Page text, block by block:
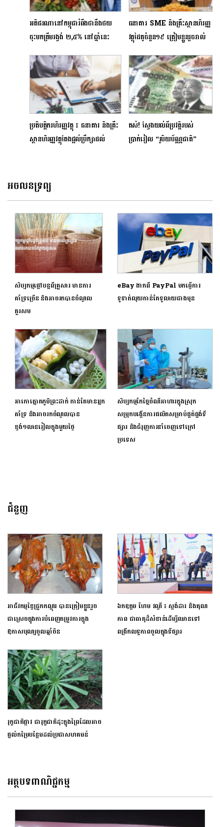
អតិផរណានៅកម្ពុជារំពឹងថានឹងថយ
ចុះមកត្រឹមរង្វង់ ២,៥% នៅឆ្នាំនេះ
ធនាគារ SME និងគ្រឹះស្ថានហិរញ្ញ
វត្ថុដៃគូចំនួន១៩ ត្រៀមខ្លួនរួចរាល់
ទេសចរណ៍ក្រោមថវិកាសរុបចំនួន
១៥០ លានដុល្លារ
ប្រតិបត្តិករហិរញ្ញវត្ថុ ៖ ធនាគារ និងគ្រឹះ
ស្ថានហិរញ្ញវត្ថុតែងផ្តល់ប្រឹក្សាដល់
តស់!​ ស្វែងយល់ពីប្រវត្តិរបស់
ប្រាក់រៀល “រូបិយប័ណ្ណជាតិ”
អចលនទ្រព្យ
សិប្បកម្មផ្ដៅបន្តពីគ្រួសារ មានការ
គាំទ្រច្រើន និងអាចរកបានចំណូល
គួរសម
eBay ងាកពី PayPal មកធ្វើការ
ទូទាត់លុយកាន់តែទូលាយជាងមុន
អាកោត្នោតភូមិព្រះដាក់ កាន់តែមានអ្នក
គាំទ្រ និងអាចរកចំណូលបាន
ខ្ទង់១លានរៀលក្នុងមួយថ្ងៃ
សិប្បកម្មកែច្នៃចំណីអាហារក្នុងស្រុក
សម្រុកបង្កើនការផលិតសម្រាប់ផ្គត់ផ្គង់ទី
ផ្សារ និងជំរុញការនាំចេញទៅក្រៅ
ប្រទេស
ជំនួញ
អាជីវកម្មខ្វៃជ្រូកកណ្តុរ បានត្រៀមខ្លួនរួច
ជាស្រេចក្នុងការបំពេញតម្រូវការក្នុង
ឱកាសបុណ្យចូលឆ្នាំចិន
ឯកឧត្តម ហែម វណ្ឌី ៖ ស្តង់ដារ និងគុណ
ភាព ជាធាតុដ៏សំខាន់ដើម្បីឈានទៅ
ពង្រីកលទ្ធភាពចូលក្នុងទីផ្សារ
រុក្ខជាតិផ្អាវ ជារុក្ខជាតិដុះក្នុងព្រៃដែលអាច
ផ្តល់កម្រៃបន្ថែមដល់ប្រជាសហគមន៍
អត្ថបទពាណិជ្ជកម្ម